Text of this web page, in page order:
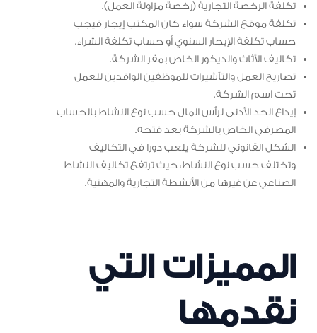
تكلفة الرخصة التجارية (رخصة مزاولة العمل).
تكلفة موقع الشركة سواء كان المكتب إيجار فيجب
حساب تكلفة الإيجار السنوي أو حساب تكلفة الشراء.
تكاليف الأثاث والديكور الخاص بمقر الشركة.
تصاريح العمل والتأشيرات للموظفين الوافدين للعمل
تحت اسم الشركة.
إيداع الحد الأدنى لرأس المال حسب نوع النشاط بالحساب
المصرفي الخاص بالشركة بعد فتحه.
الشكل القانوني للشركة يلعب دورا في التكاليف
وتختلف حسب نوع النشاط، حيث ترتفع تكاليف النشاط
الصناعي عن غيرها من الأنشطة التجارية والمهنية.
المميزات التي
نقدمها